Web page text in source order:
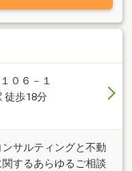
０６－１
徒歩18分
サルティングと不動
するあらゆるご相談